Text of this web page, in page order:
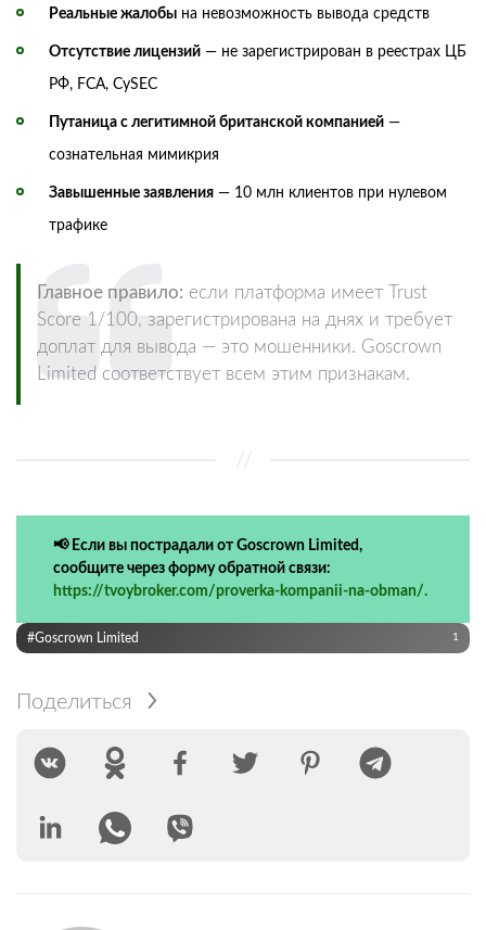
Реальные жалобы на невозможность вывода средств
Отсутствие лицензий — не зарегистрирован в реестрах ЦБ
РФ, FCA, CySEC
Путаница с легитимной британской компанией —
сознательная мимикрия
Завышенные заявления — 10 млн клиентов при нулевом
трафике
Главное правило: если платформа имеет Trust
Score 1/100, зарегистрирована на днях и требует
доплат для вывода — это мошенники. Goscrown
Limited соответствует всем этим признакам.
📢 Если вы пострадали от Goscrown Limited,
сообщите через форму обратной связи:
https://tvoybroker.com/proverka-kompanii-na-obman/.
#Goscrown Limited 1
Поделиться